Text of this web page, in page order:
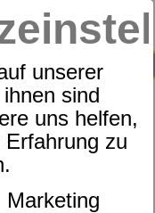
unserer
sind
uns helfen,
zu
Marketing
SUCHE
0